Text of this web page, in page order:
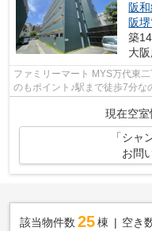
阪
阪
築
大
ファミリーマート MYS万代東
のもポイント♪駅まで徒歩7分な
現在空室
「シャ
お問
該当物件数 25棟 空き